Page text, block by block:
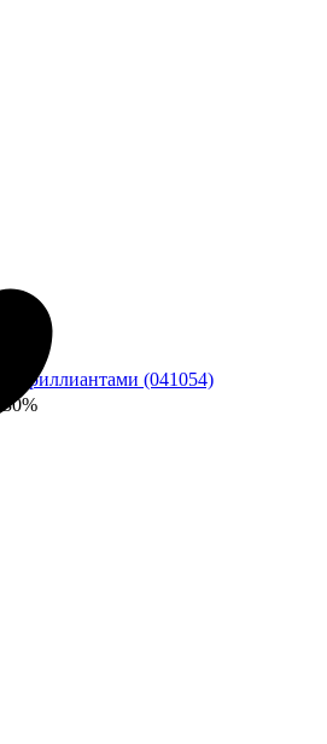
с бриллиантами (041054)
- 30%